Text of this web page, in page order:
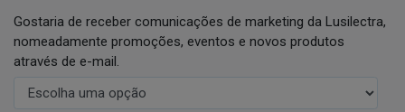
Gostaria de receber comunicações de marketing da Lusilectra,
nomeadamente promoções, eventos e novos produtos
através de e-mail.